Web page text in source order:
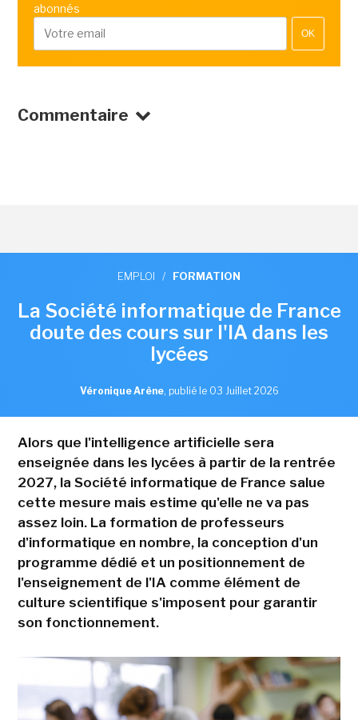
abonnés
OK
Commentaire
EMPLOI / FORMATION
La Société informatique de France
doute des cours sur l'IA dans les
lycées
Véronique Arène, publié le 03 Juillet 2026
Alors que l'intelligence artificielle sera
enseignée dans les lycées à partir de la rentrée
2027, la Société informatique de France salue
cette mesure mais estime qu'elle ne va pas
assez loin. La formation de professeurs
d'informatique en nombre, la conception d'un
programme dédié et un positionnement de
l'enseignement de l'IA comme élément de
culture scientifique s'imposent pour garantir
son fonctionnement.